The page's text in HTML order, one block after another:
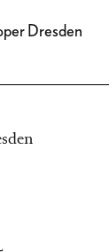
Dresden